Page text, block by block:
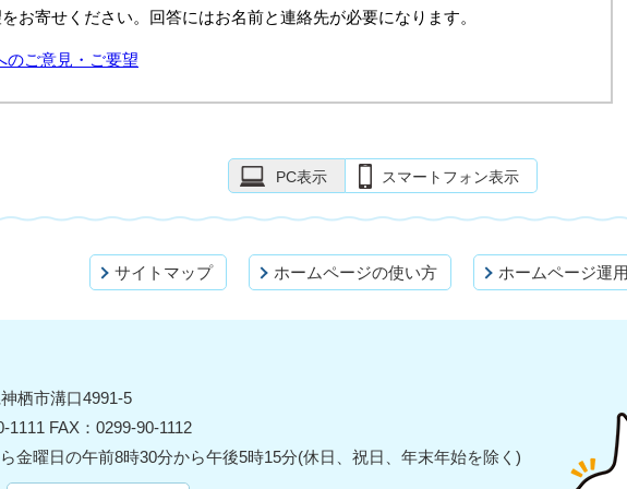
お寄せください。回答にはお名前と連絡先が必要になります。
のご意見・ご要望
PC表示 スマートフォン表示
サイトマップ ホームページの使い方 ホームページ運
栖市溝口4991-5
1111 FAX：0299-90-1112
金曜日の午前8時30分から午後5時15分(休日、祝日、年末年始を除く)